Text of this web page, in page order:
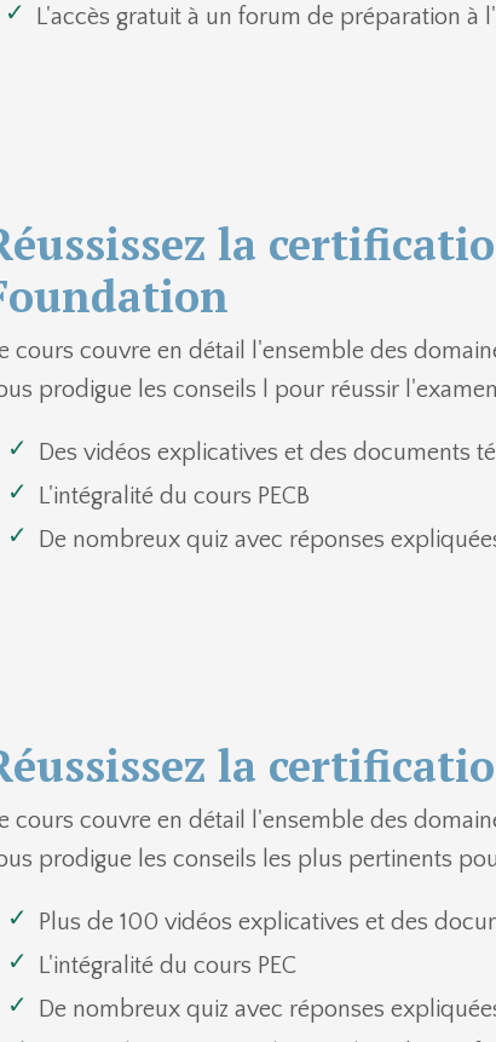
L'accès gratuit à un forum de préparation à
la
cours couvre en détail l'ensemble des
prodigue les conseils l pour réussir
Des vidéos explicatives et des documents
L'intégralité du cours PECB
De nombreux quiz avec réponses
la
cours couvre en détail l'ensemble des
prodigue les conseils les plus pertinents
Plus de 100 vidéos explicatives et des
L'intégralité du cours PEC
De nombreux quiz avec réponses